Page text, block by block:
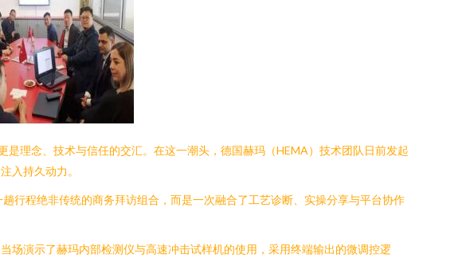
理念、技术与信任的交汇。在这一潮头，德国赫玛（HEMA）技术团队日前发起
入持久动力。
行程绝非传统的商务拜访组合，而是一次融合了工艺诊断、实操分享与平台协作
场演示了赫玛内部检测仪与高速冲击试样机的使用，采用终端输出的微调控逻